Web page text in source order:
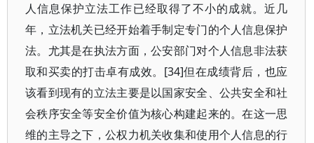
人信息保护立法工作已经取得了不小的成就。近几
年，立法机关已经开始着手制定专门的个人信息保护
法。尤其是在执法方面，公安部门对个人信息非法获
取和买卖的打击卓有成效。[34]但在成绩背后，也应
该看到现有的立法主要是以国家安全、公共安全和社
会秩序安全等安全价值为核心构建起来的。在这一思
维的主导之下，公权力机关收集和使用个人信息的行